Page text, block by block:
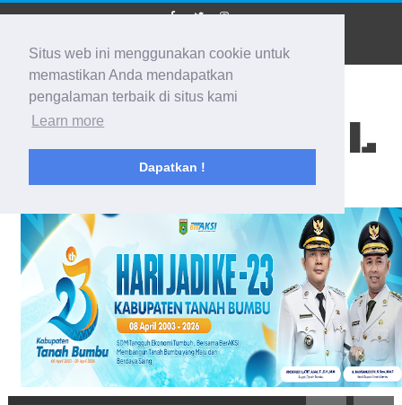
Situs web ini menggunakan cookie untuk
memastikan Anda mendapatkan
pengalaman terbaik di situs kami
Learn more
Dapatkan !
BIDIK KALSEL
Membidik Ke Segala Arah